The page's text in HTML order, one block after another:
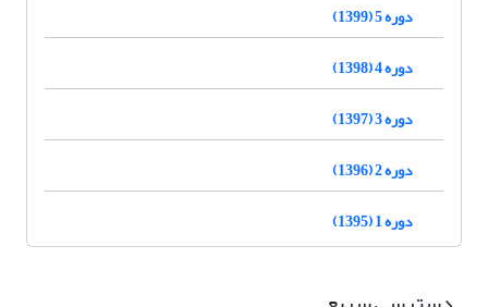
دوره 5 (1399)
دوره 4 (1398)
دوره 3 (1397)
دوره 2 (1396)
دوره 1 (1395)